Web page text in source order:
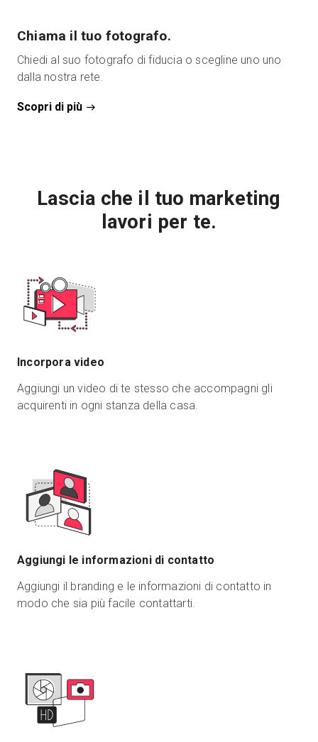
Chiama il tuo fotografo.
Chiedi al suo fotografo di fiducia o scegline uno uno
dalla nostra rete.
Scopri di più
Lascia che il tuo marketing
lavori per te.
Incorpora video
Aggiungi un video di te stesso che accompagni gli
acquirenti in ogni stanza della casa.
Aggiungi le informazioni di contatto
Aggiungi il branding e le informazioni di contatto in
modo che sia più facile contattarti.